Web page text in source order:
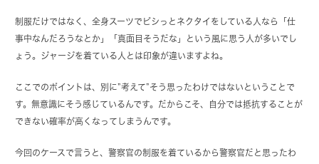
制服だけではなく、全身スーツでビシっとネクタイをしている人なら「仕
事中なんだろうなとか」「真面目そうだな」という風に思う人が多いでし
ょう。ジャージを着ている人とは印象が違いますよね。
ここでのポイントは、別に”考えて”そう思ったわけではないということで
す。無意識にそう感じているんです。だからこそ、自分では抵抗することが
できない確率が高くなってしまうんです。
今回のケースで言うと、警察官の制服を着ているから警察官だと思ったわ